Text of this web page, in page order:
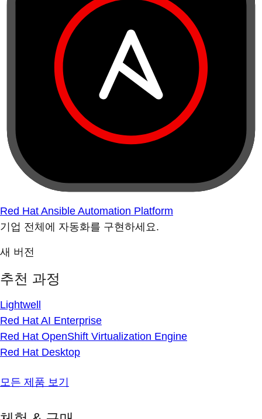
Red Hat Ansible Automation Platform
기업 전체에 자동화를 구현하세요.
새 버전
추천 과정
Lightwell
Red Hat AI Enterprise
Red Hat OpenShift Virtualization Engine
Red Hat Desktop
모든 제품 보기